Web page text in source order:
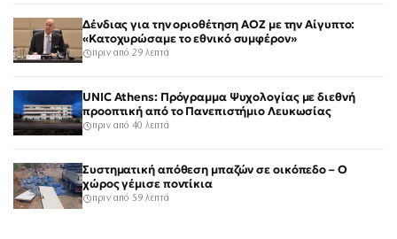
Δένδιας για την οριοθέτηση ΑΟΖ με την Αίγυπτο:
«Κατοχυρώσαμε το εθνικό συμφέρον»
πριν από 29 λεπτά
UNIC Athens: Πρόγραμμα Ψυχολογίας με διεθνή
προοπτική από το Πανεπιστήμιο Λευκωσίας
πριν από 40 λεπτά
Συστηματική απόθεση μπαζών σε οικόπεδο – Ο
χώρος γέμισε ποντίκια
πριν από 59 λεπτά